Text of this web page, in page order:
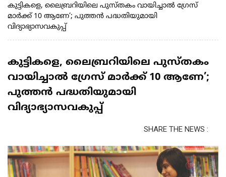
കുട്ടികളെ, ലൈബ്രറിയിലെ പുസ്തകം വായിച്ചാല്‍ ഗ്രേസ്
മാര്‍ക്ക് 10 ആണേ’; പുത്തന്‍ പദ്ധതിയുമായി
വിദ്യാഭ്യാസവകുപ്പ്
കുട്ടികളെ, ലൈബ്രറിയിലെ പുസ്തകം
വായിച്ചാല്‍ ഗ്രേസ് മാര്‍ക്ക് 10 ആണേ’;
പുത്തന്‍ പദ്ധതിയുമായി
വിദ്യാഭ്യാസവകുപ്പ്
SHARE THE NEWS :